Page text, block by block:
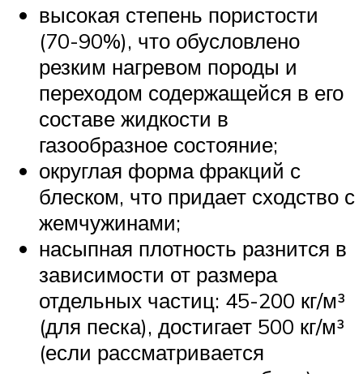
высокая степень пористости
(70-90%), что обусловлено
резким нагревом породы и
переходом содержащейся в его
составе жидкости в
газообразное состояние;
округлая форма фракций с
блеском, что придает сходство с
жемчужинами;
насыпная плотность разнится в
зависимости от размера
отдельных частиц: 45-200 кг/м³
(для песка), достигает 500 кг/м³
(если рассматривается